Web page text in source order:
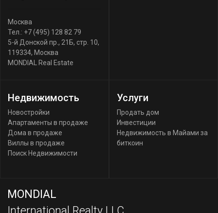
Москва
Тел.: +7 (495) 128 82 79
5-й Донской пр., 21Б, стр. 10,
119334, Москва
MONDIAL Real Estate
Недвижимость
Новостройки
Апартаменты в продаже
Дома в продаже
Виллы в продаже
Поиск Недвижимости
Услуги
Продать дом
Инвестиции
Недвижимость в Майами за
биткоин
MONDIAL